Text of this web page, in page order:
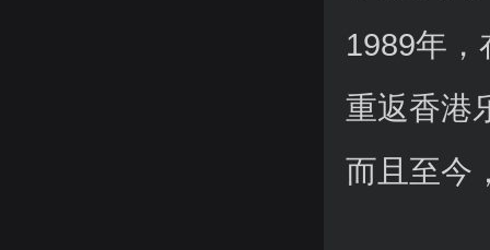
1989年
重返香港
而且至今